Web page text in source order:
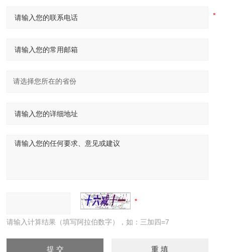
请输入计算结果（填写阿拉伯数字），如：三加四=7